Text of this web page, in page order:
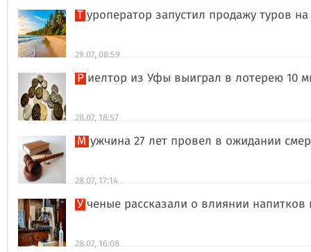
Туроператор запустил продажу туров
29.07, 08:59
Риелтор из Уфы выиграл в лотерею 10
28.07, 18:57
Мужчина 27 лет провел в ожидании
28.07, 17:14
Ученые рассказали о влиянии
28.07, 16:08